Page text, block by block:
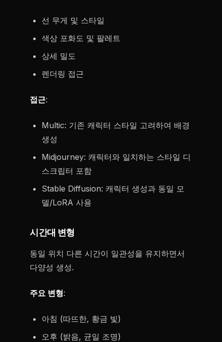
선 무게 및 스타일
색상 포화도 및 팔레트
상세 밀도
렌더링 접근
접근:
Multic: 기존 캐릭터 스타일 고려하여 배경
생성
Midjourney: 캐릭터와 일치하는 스타일 디
스크립터 포함
Stable Diffusion: 캐릭터 생성과 동일 모
델/LoRA 사용
시간대 변형
동일 위치 다른 시간이 일관성을 유지하면서
다양성 생성.
주요 변형:
아침 (따뜨한, 황금 빛)
오후 (밝음, 균일 조명)